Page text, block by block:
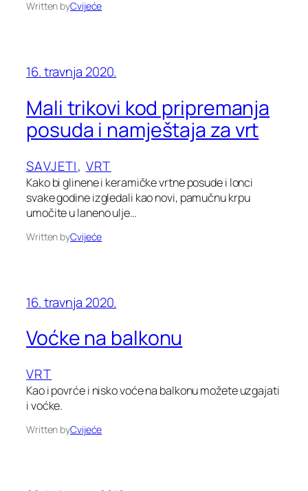
Written byCvijeće
16. travnja 2020.
Mali trikovi kod pripremanja
posuda i namještaja za vrt
SAVJETI, VRT
Kako bi glinene i keramičke vrtne posude i lonci
svake godine izgledali kao novi, pamučnu krpu
umočite u laneno ulje…
Written byCvijeće
16. travnja 2020.
Voćke na balkonu
VRT
Kao i povrće i nisko voće na balkonu možete uzgajati
i voćke.
Written byCvijeće